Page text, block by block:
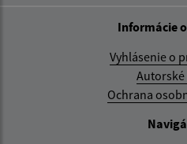
Informácie
Vyhlásenie o
Autorské
Ochrana